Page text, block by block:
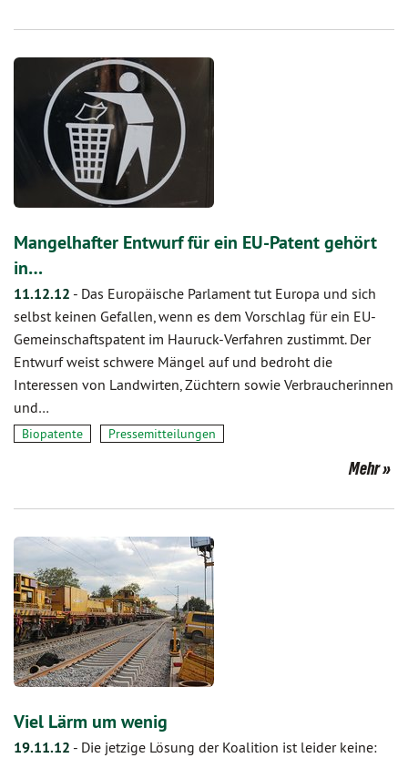
Mangelhafter Entwurf für ein EU-Patent gehört
in…
11.12.12 - Das Europäische Parlament tut Europa und sich
selbst keinen Gefallen, wenn es dem Vorschlag für ein EU-
Gemeinschaftspatent im Hauruck-Verfahren zustimmt. Der
Entwurf weist schwere Mängel auf und bedroht die
Interessen von Landwirten, Züchtern sowie Verbraucherinnen
und…
Biopatente Pressemitteilungen
Mehr
Viel Lärm um wenig
19.11.12 - Die jetzige Lösung der Koalition ist leider keine: